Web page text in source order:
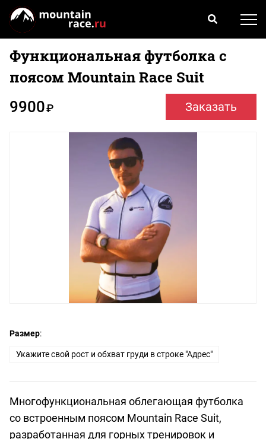
Функциональная футболка c
поясом Mountain Race Suit
9900₽ Заказать
Размер:
Укажите свой рост и обхват груди в строке "Адрес"
Многофункциональная облегающая футболка
со встроенным поясом Mountain Race Suit,
разработанная для горных тренировок и